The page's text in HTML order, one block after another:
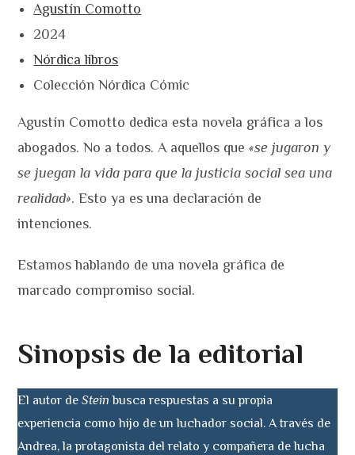
Agustín Comotto
2024
Nórdica libros
Colección Nórdica Cómic
Agustín Comotto dedica esta novela gráfica a los
abogados. No a todos. A aquellos que«se jugaron y
se juegan la vida para que la justicia social sea una
realidad». Esto ya es una declaración de
intenciones.
Estamos hablando de una novela gráfica de
marcado compromiso social.
Sinopsis de la editorial
El autor deStein busca respuestas a su propia
experiencia como hijo de un luchador social. A través de
Andrea, la protagonista del relato y compañera de lucha